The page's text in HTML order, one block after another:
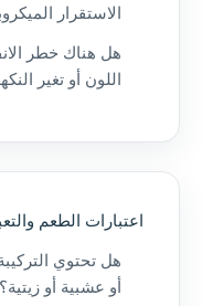
الاستقرار
هل هناك خطر
اللون أو تغير
اعتبارات الطعم
هل تحتوي
أو عشبية أو زيتية؟